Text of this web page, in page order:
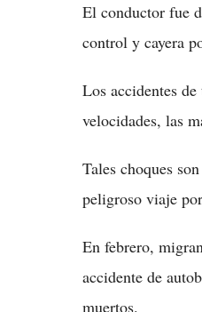
El conductor fue
control y cayera
Los accidentes
velocidades, las
Tales choques
peligroso viaje
En febrero,
accidente de
muertos.